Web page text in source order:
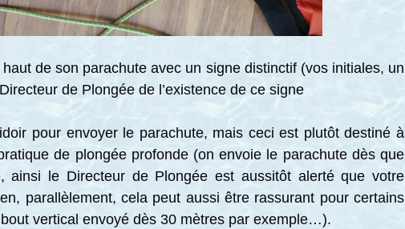
de son parachute avec un signe distinctif (vos initiales, un
de Plongée de l’existence de ce signe
pour envoyer le parachute, mais ceci est plutôt destiné à
de plongée profonde (on envoie le parachute dès que
ainsi le Directeur de Plongée est aussitôt alerté que votre
parallèlement, cela peut aussi être rassurant pour certains
vertical envoyé dès 30 mètres par exemple…).